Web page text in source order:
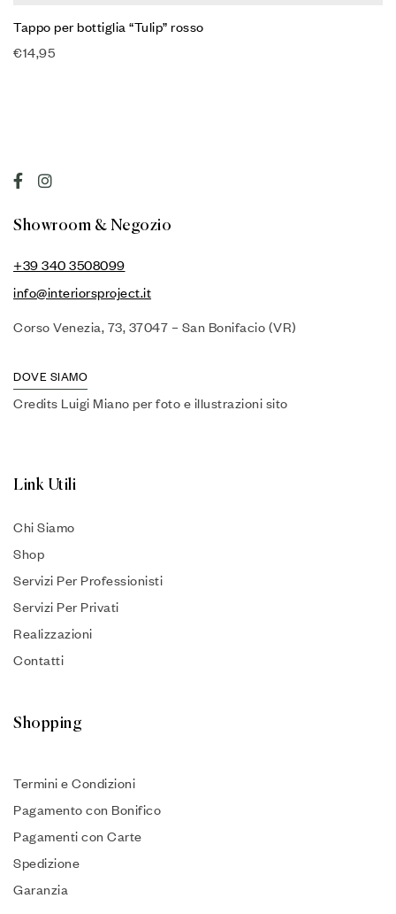
Tappo per bottiglia “Tulip” rosso
€14,95
Showroom & Negozio
+39 340 3508099
info@interiorsproject.it
Corso Venezia, 73, 37047 – San Bonifacio (VR)
DOVE SIAMO
Credits Luigi Miano per foto e illustrazioni sito
Link Utili
Chi Siamo
Shop
Servizi Per Professionisti
Servizi Per Privati
Realizzazioni
Contatti
Shopping
Termini e Condizioni
Pagamento con Bonifico
Pagamenti con Carte
Spedizione
Garanzia